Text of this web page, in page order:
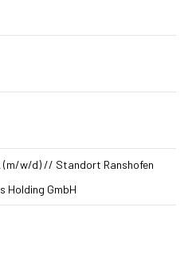
(m/w/d) // Standort Ranshofen
Holding GmbH